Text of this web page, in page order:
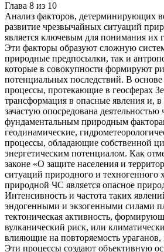
Глава 8 из 10
Анализ факторов, детерминирующих
развитие чрезвычайных ситуаций
является ключевым для понимания их
Эти факторы образуют сложную
природные предпосылки, так и
которые в совокупности формируют
потенциальных последствий. В основе
процессы, протекающие в геосферах
трансформация в опасные явления и,
зачастую опосредована деятельностью
фундаментальным природным
геодинамические,
процессы, обладающие собственной
энергетическим потенциалом. Как
законе «О защите населения и
ситуаций природного и техногенного
природной ЧС является опасное
Интенсивность и частота таких
эндогенными и экзогенными силами
тектоническая активность,
вулканический риск, или
влияющие на повторяемость ураганов,
Эти процессы создают объективную